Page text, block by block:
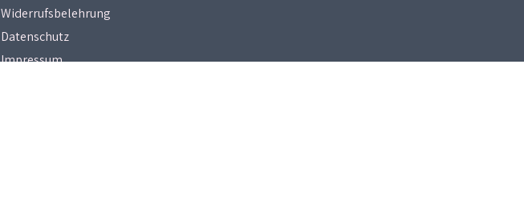
Widerrufsbelehrung
Datenschutz
Impressum